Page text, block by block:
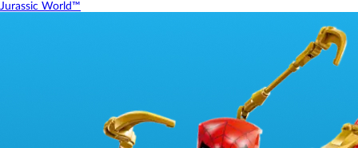
Jurassic World™